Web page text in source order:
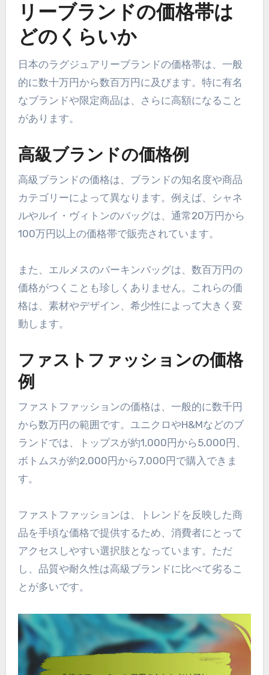
リーブランドの価格帯は
どのくらいか
日本のラグジュアリーブランドの価格帯は、一般
的に数十万円から数百万円に及びます。特に有名
なブランドや限定商品は、さらに高額になること
があります。
高級ブランドの価格例
高級ブランドの価格は、ブランドの知名度や商品
カテゴリーによって異なります。例えば、シャネ
ルやルイ・ヴィトンのバッグは、通常20万円から
100万円以上の価格帯で販売されています。
また、エルメスのバーキンバッグは、数百万円の
価格がつくことも珍しくありません。これらの価
格は、素材やデザイン、希少性によって大きく変
動します。
ファストファッションの価格
例
ファストファッションの価格は、一般的に数千円
から数万円の範囲です。ユニクロやH&Mなどのブ
ランドでは、トップスが約1,000円から5,000円、
ボトムスが約2,000円から7,000円で購入できま
す。
ファストファッションは、トレンドを反映した商
品を手頃な価格で提供するため、消費者にとって
アクセスしやすい選択肢となっています。ただ
し、品質や耐久性は高級ブランドに比べて劣るこ
とが多いです。